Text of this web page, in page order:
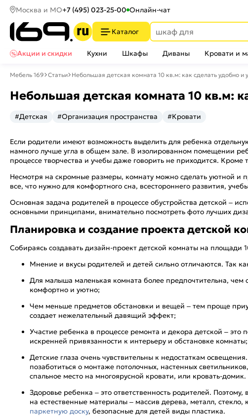
Москва и МО+7 (495) 023-25-00 Онлайн-чат
Каталог
Акции и скидки
Кухни Шкафы Диваны Кровати и
Мебель 169 Статьи Небольшая детская комната 10 кв.м: как сделать удобно и
Небольшая детская комната 10 кв.м:
#Детская #Организация пространства #Кровати
Если родители имеют возможность выделить для ребенка
намного лучше угла в общем зале. В изолированном помещении
процессе творчества и учебы даже говорить не приходится.
Несмотря на скромные размеры, комнату можно сделать уютной и
все, что нужно для комфортного сна, всестороннего развития,
Основная задача родителей в процессе обустройства детской –
основными принципами, внимательно посмотреть фото лучших
Планировка и создание проекта детской
Собираясь создавать дизайн-проект детской комнаты на
Мнение и вкусы родителей и детей сильно отличаются. Так
Для малыша маленькая комната более предпочтительна, чем
комфортно и уютно;
Чем меньше предметов обстановки и вещей – тем проще
создает нежелательный давящий эффект;
Участие ребенка в процессе ремонта и декора детской – это
искренней привязанности к интерьеру и обстановке комнаты;
Детские глаза очень чувствительны к недостаткам
позаботиться о монтаже потолочных, настенных
спальное место на многоярусной кровати, или кровать-домик.
Здоровье ребенка – это ответственность родителей.
на естественные материалы – массив дерева, металл,
паркетную доску, безопасные для детей виды пластика.